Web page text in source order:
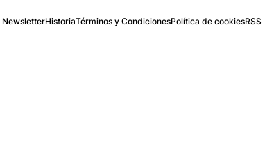
NewsletterHistoriaTérminos y CondicionesPolítica de cookiesRSS